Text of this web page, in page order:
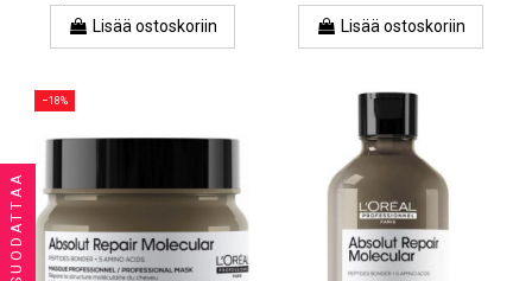
Lisää ostoskoriin
Lisää ostoskoriin
−18%
SUODATTAA